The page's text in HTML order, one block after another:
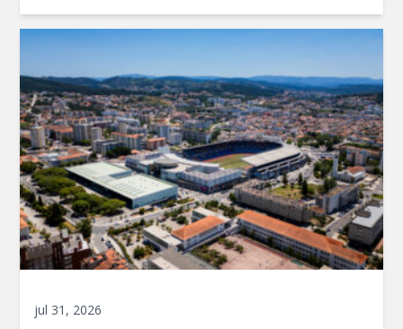
jul 31, 2026